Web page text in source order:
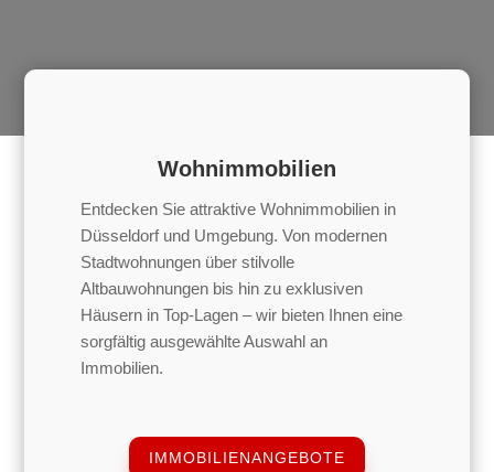
Wohnimmobilien
Entdecken Sie attraktive Wohnimmobilien in
Düsseldorf und Umgebung. Von modernen
Stadtwohnungen über stilvolle
Altbauwohnungen bis hin zu exklusiven
Häusern in Top-Lagen – wir bieten Ihnen eine
sorgfältig ausgewählte Auswahl an
Immobilien.
IMMOBILIENANGEBOTE